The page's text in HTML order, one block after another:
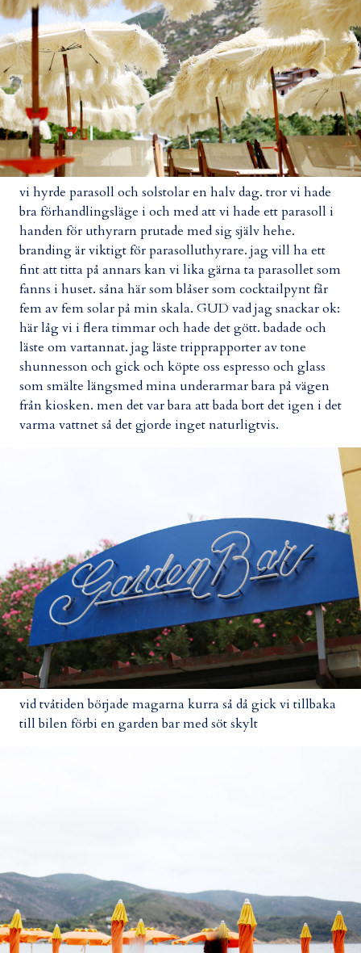
vi hyrde parasoll och solstolar en halv dag. tror vi hade
bra förhandlingsläge i och med att vi hade ett parasoll i
handen för uthyrarn prutade med sig själv hehe.
branding är viktigt för parasolluthyrare. jag vill ha ett
fint att titta på annars kan vi lika gärna ta parasollet som
fanns i huset. såna här som blåser som cocktailpynt får
fem av fem solar på min skala. GUD vad jag snackar ok:
här låg vi i flera timmar och hade det gött. badade och
läste om vartannat. jag läste tripprapporter av tone
shunnesson och gick och köpte oss espresso och glass
som smälte längsmed mina underarmar bara på vägen
från kiosken. men det var bara att bada bort det igen i det
varma vattnet så det gjorde inget naturligtvis.
vid tvåtiden började magarna kurra så då gick vi tillbaka
till bilen förbi en garden bar med söt skylt